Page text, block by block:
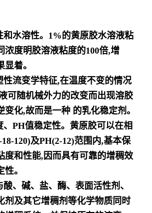
和水溶性。1%的黄原胶水溶液粘
浓度明胶溶液粘度的100倍,增
着。
性流变学特征,在温度不变的情况
可随机械外力的改变而出现溶胶
变化,故而是一种 的乳化稳定剂。
、PH值稳定性。黄原胶可以在相
120)及PH(2-12)范围内,基本保
度和性能, 因而具有可靠的增稠效
。
、碱、盐、酶、表面活性剂、
剂及其它增稠剂等化学物质同时